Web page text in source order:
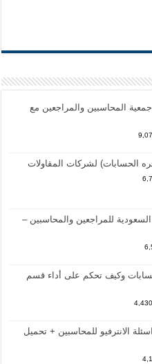
المحاسبين والمراجعين مع
الحسابات) لشركات المقاولات
السعودية للمراجعين والمحاسبين –
وكيف تحكم على أداء قسم
4,430
الانترفيو للمحاسبين + تحميل